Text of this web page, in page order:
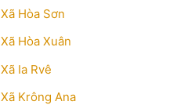
Xã Hòa Sơn
Xã Hòa Xuân
Xã Ia Rvê
Xã Krông Ana